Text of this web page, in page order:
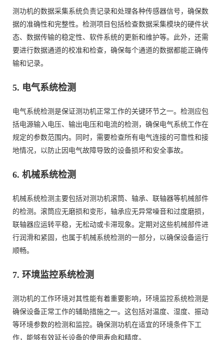
测功机的数据采集系统负责记录和处理各种传感器信号，确保数
据的准确性和完整性。检测项目包括检查数据采集模块的硬件状
态、数据传输的稳定性、软件系统的更新和维护等。此外，还需
要进行数据通道的校准和检查，确保每个通道的数据都能正确传
输和记录。
5. 电气系统检测
电气系统检测是保证测功机正常工作的关键环节之一。检测应包
括电源输入电压、输出电压和电流的检测，确保电气系统工作在
规定的参数范围内。同时，需要检查所有电气连接的可靠性和接
地情况，以防止因电气故障导致的设备损坏和安全事故。
6. 机械系统检测
机械系统检测主要包括对测功机滚筒、轴承、联轴器等机械部件
的检测。滚筒应无磨损和变形，轴承应无异常噪音和过度磨损，
联轴器应运转平稳，无松动或卡滞现象。定期对这些机械部件进
行润滑和紧固，也属于机械系统检测的一部分，以确保设备运行
顺畅。
7. 环境监控系统检测
测功机的工作环境对其性能有着重要影响，环境监控系统检测是
确保设备正常工作的辅助措施之一。这包括对温度、湿度、振动
等环境参数的检测和监控。确保测功机在适宜的环境条件下工
作，能够有效延长设备的使用寿命和精度。